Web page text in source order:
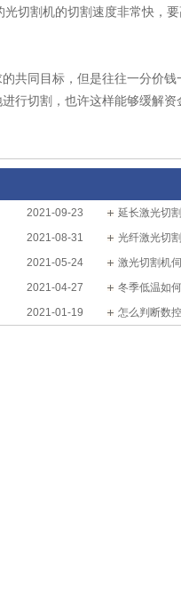
切割机的切割速度非常快，
共同目标，但是往往一分价
行切割，也许这样能够缓解资
2021-09-23
延长激光切
2021-08-31
光纤激光切
2021-05-24
激光切割机
2021-04-27
冬季低温如
2021-01-19
怎么判断数